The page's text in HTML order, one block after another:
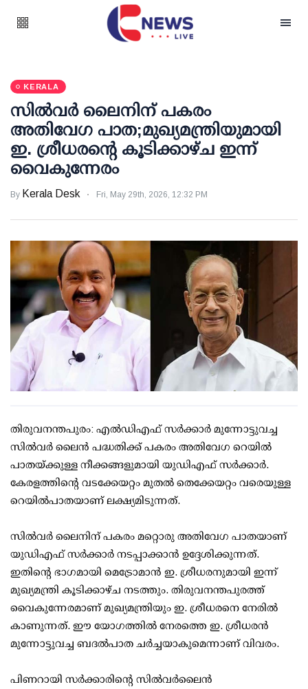
KERALA
സില്‍വര്‍ ലൈനിന് പകരം
അതിവേഗ പാത;മുഖ്യമന്ത്രിയുമായി
ഇ. ശ്രീധരന്റെ കൂടിക്കാഴ്ച ഇന്ന്
വൈകുന്നേരം
By Kerala Desk Fri, May 29th, 2026, 12:32 PM
തിരുവനന്തപുരം: എല്‍ഡിഎഫ് സര്‍ക്കാര്‍ മുന്നോട്ടുവച്ച
സില്‍വര്‍ ലൈന്‍ പദ്ധതിക്ക് പകരം അതിവേഗ റെയില്‍
പാതയ്ക്കുള്ള നീക്കങ്ങളുമായി യുഡിഎഫ് സര്‍ക്കാര്‍.
കേരളത്തിന്റെ വടക്കേയറ്റം മുതല്‍ തെക്കേയറ്റം വരെയുള്ള
റെയില്‍പാതയാണ് ലക്ഷ്യമിടുന്നത്.
സില്‍വര്‍ ലൈനിന് പകരം മറ്റൊരു അതിവേഗ പാതയാണ്
യുഡിഎഫ് സര്‍ക്കാര്‍ നടപ്പാക്കാന്‍ ഉദ്ദേശിക്കുന്നത്.
ഇതിന്റെ ഭാഗമായി മെട്രോമാന്‍ ഇ. ശ്രീധരനുമായി ഇന്ന്
മുഖ്യമന്ത്രി കൂടിക്കാഴ്ച നടത്തും. തിരുവനന്തപുരത്ത്
വൈകുന്നേരമാണ് മുഖ്യമന്ത്രിയും ഇ. ശ്രീധരനെ നേരില്‍
കാണുന്നത്. ഈ യോഗത്തില്‍ നേരത്തെ ഇ. ശ്രീധരന്‍
മുന്നോട്ടുവച്ച ബദല്‍പാത ചര്‍ച്ചയാകുമെന്നാണ് വിവരം.
പിണറായി സര്‍ക്കാരിന്റെ സില്‍വര്‍ലൈന്‍